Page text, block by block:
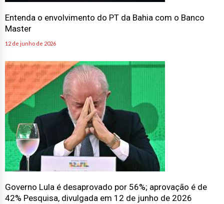
Entenda o envolvimento do PT da Bahia com o Banco
Master
12 de junho de 2026
Governo Lula é desaprovado por 56%; aprovação é de
42% Pesquisa, divulgada em 12 de junho de 2026